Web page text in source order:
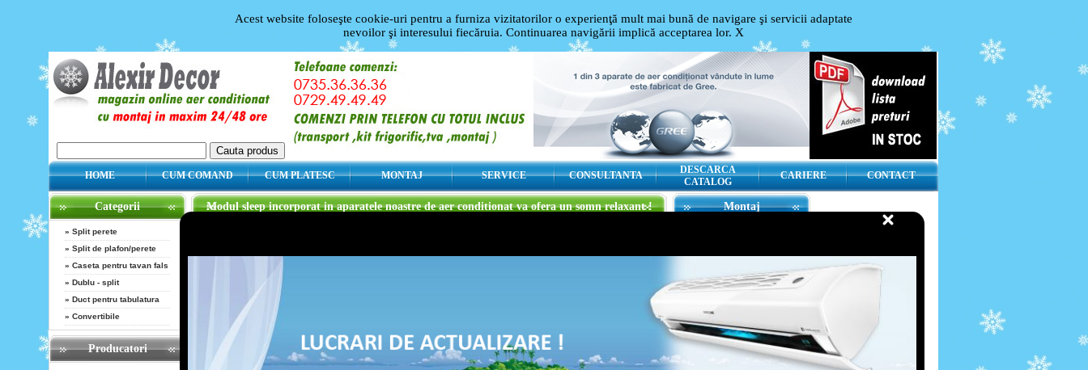
Acest website foloseşte cookie-uri pentru a furniza vizitatorilor o experienţă mult mai bună de navigare şi servicii adaptate
nevoilor şi interesului fiecăruia. Continuarea navigării implică acceptarea lor. X
HOME CUM COMAND CUM PLATESC MONTAJ SERVICE CONSULTANTA
DESCARCA
CATALOG
CARIERE CONTACT
Categorii
» Split perete
» Split de plafon/perete
» Caseta pentru tavan fals
» Dublu - split
» Duct pentru tabulatura
» Convertibile
Producatori
Modul sleep incorporat in aparatele noastre de aer conditionat va ofera un somn relaxant !
Data publicare 03.08.2012
Modul “sleep” incorporat in produsele noastre de calitate superioara
controleaza inteligent si automat temperatura din timpul somnului, si
va ajuta sa dormiti linistiti. Aceasta functie va permite sa stabiliti viteza
de functionare si sa ajustati temperatura pentru asigurarea confortului
ideal pe timpul noptii, toate acestea cu o singura apasare de buton.
Stim ca aparatele de aer conditionat sunt la mare cautare in aceasta perioada, va oferim promotii
atractive de care veti beneficia numai daca efectuati comenzi din magazinul nostru. Avem
Montaj
[ citeste detalii ]
Service
Pentru orice model de aparat pe
care-l veti achizitiona de la noi,